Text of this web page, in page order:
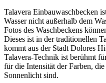
Talavera Einbauwaschbecken
Wasser nicht außerhalb dem
Fotos des Waschbeckens
Dieses ist in der traditionellen
kommt aus der Stadt Dolores
Talavera-Technik ist berühmt
für die Intensität der Farben,
Sonnenlicht sind.